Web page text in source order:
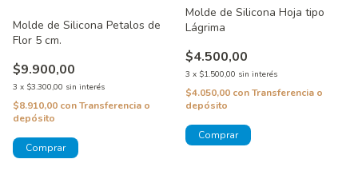
Molde de Silicona Petalos de
Flor 5 cm.
$9.900,00
3 x $3.300,00 sin interés
$8.910,00 conTransferencia o
depósito
Molde de Silicona Hoja tipo
Lágrima
$4.500,00
3 x $1.500,00 sin interés
$4.050,00 conTransferencia o
depósito